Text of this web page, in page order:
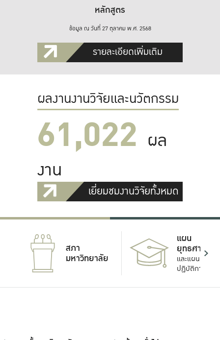
หลักสูตร
ข้อมูล ณ วันที่ 27 ตุลาคม พ.ศ. 2568
รายละเอียดเพิ่มเติม
ผลงานงานวิจัยและนวัตกรรม
61,022 ผล
งาน
เยี่ยมชมงานวิจัยทั้งหมด
สภา
มหาวิทยาลัย
แผน
ยุทธศาสตร์
และแผน
ปฏิบัติการ